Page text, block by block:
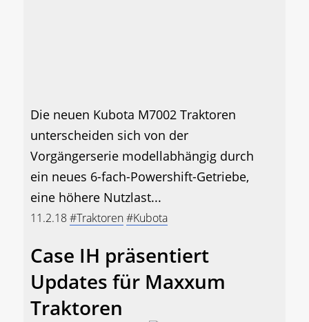
Die neuen Kubota M7002 Traktoren
unterscheiden sich von der
Vorgängerserie modellabhängig durch
ein neues 6-fach-Powershift-Getriebe,
eine höhere Nutzlast...
11.2.18#Traktoren#Kubota
Case IH präsentiert
Updates für Maxxum
Traktoren